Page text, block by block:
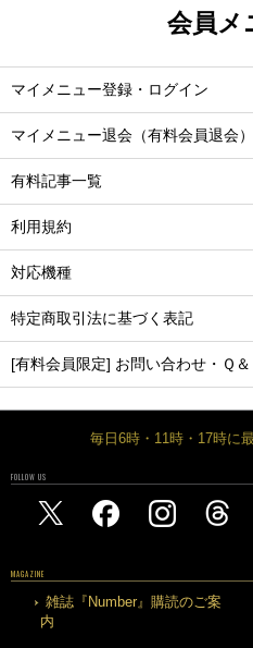
会員メ
マイメニュー登録・ログイン
マイメニュー退会（有料会員退会）
有料記事一覧
利用規約
対応機種
特定商取引法に基づく表記
[有料会員限定] お問い合わせ・Ｑ＆
毎日6時・11時・17時に
FOLLOW US
MAGAZINE
雑誌『Number』購読のご案
内